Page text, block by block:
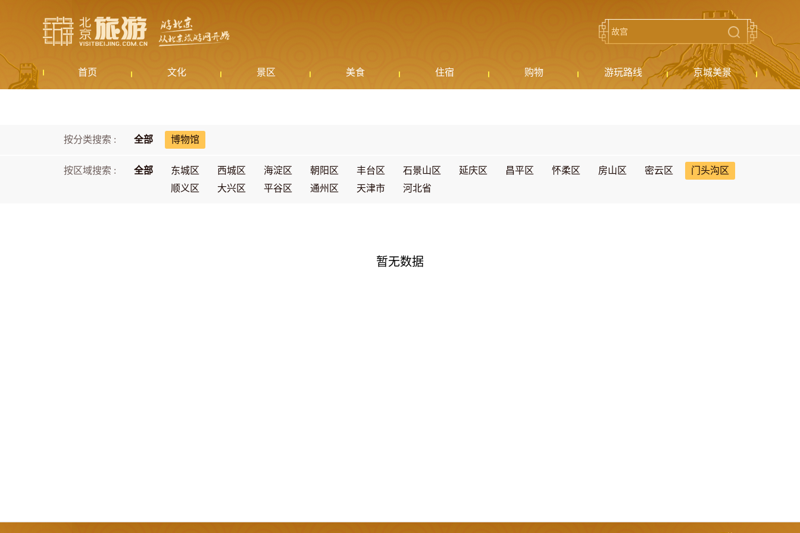
首页 文化 景区 美食 住宿 购物 游玩路线 京城美景
按分类搜索 : 全部 博物馆
按区域搜索 : 全部 东城区 西城区 海淀区 朝阳区 丰台区 石景山区 延庆区 昌平区 怀柔区 房山区 密云区
门头沟区
顺义区
大兴区 平谷区 通州区 天津市 河北省
暂无数据